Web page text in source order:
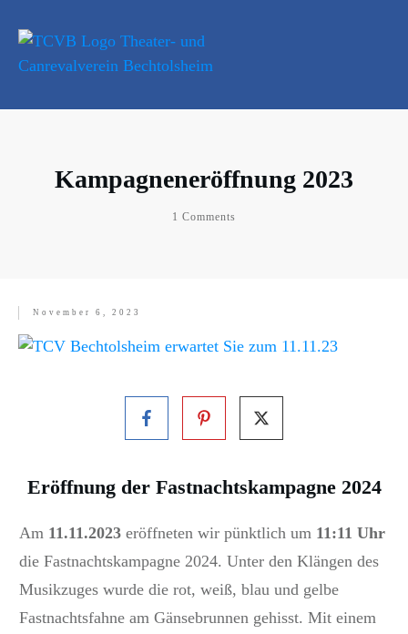
Kampagneneröffnung 2023
1 Comments
November 6, 2023
Eröffnung der Fastnachtskampagne 2024
Am 11.11.2023 eröffneten wir pünktlich um 11:11 Uhr
die Fastnachtskampagne 2024. Unter den Klängen des
Musikzuges wurde die rot, weiß, blau und gelbe
Fastnachtsfahne am Gänsebrunnen gehisst. Mit einem